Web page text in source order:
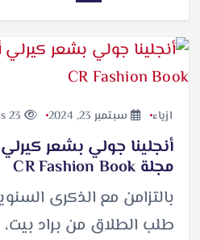
ازياء سبتمبر 23, 2024
أنجلينا جولي بشعر
مجلة CR Fashion Book
بالتزامن مع الذكرى
طلب الطلاق من براد